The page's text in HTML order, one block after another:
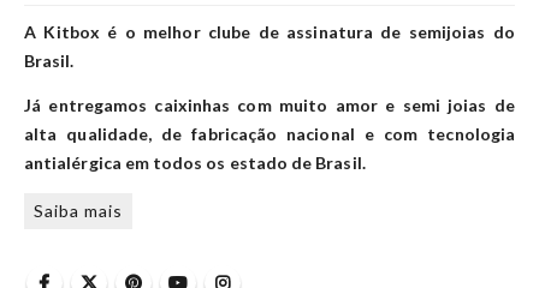
A Kitbox é o melhor clube de assinatura de semijoias do
Brasil.
Já entregamos caixinhas com muito amor e semi joias de
alta qualidade, de fabricação nacional e com tecnologia
antialérgica em todos os estado de Brasil.
Saiba mais